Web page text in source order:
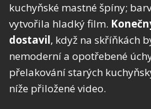
kuchyňské mastné špíny;
vytvořila hladký film.
dostavil, když na skříňkách
nemoderní a opotřebené
přelakování starých
níže přiložené video.